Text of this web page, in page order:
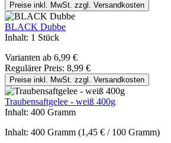
Preise inkl. MwSt. zzgl. Versandkosten
BLACK Dubbe
Inhalt: 1 Stück
Varianten ab 6,99 €
Regulärer Preis: 8,99 €
Preise inkl. MwSt. zzgl. Versandkosten
Traubensaftgelee - weiß 400g
Inhalt: 400 Gramm
Inhalt: 400 Gramm (1,45 € / 100 Gramm)